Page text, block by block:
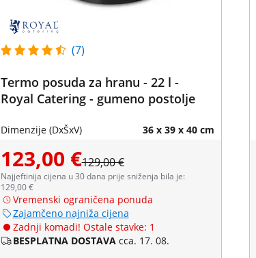
(7)
Termo posuda za hranu - 22 l -
Royal Catering - gumeno postolje
Dimenzije (DxŠxV) 36 x 39 x 40 cm
123,00 €129,00 €
Najjeftinija cijena u 30 dana prije sniženja bila je:
129,00 €
Vremenski ograničena ponuda
Zajamčeno najniža cijena
Zadnji komadi! Ostale stavke: 1
BESPLATNA DOSTAVA cca. 17. 08.